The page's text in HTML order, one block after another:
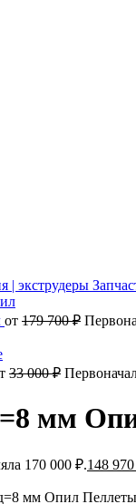
| экструдеры
от 179 700₽
33 000₽
мм
170 000 ₽.148 970
мм Опил Пеллеты